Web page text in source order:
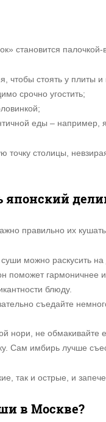
становится
чтобы стоять у плиты и
срочно угостить;
еды – например,
точку столицы,
правильно их
можно раскусить
поможет гармоничнее
блюду.
съедайте
нори, не обмакивайте
Сам имбирь лучше
так и острые, и
в Москве?